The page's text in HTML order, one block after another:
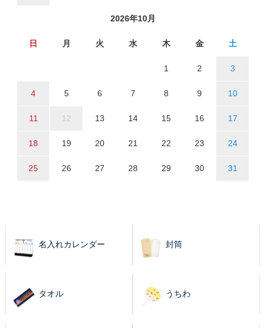
2026年10月
日 月 火 水 木 金 土
1 2 3
4 5 6 7 8 9 10
11 12 13 14 15 16 17
18 19 20 21 22 23 24
25 26 27 28 29 30 31
名入れカレンダー 封筒
タオル うちわ